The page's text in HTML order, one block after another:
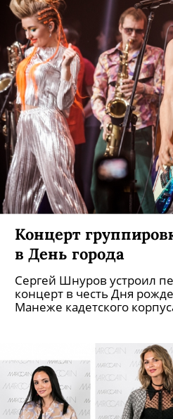
Концерт
в День города
Сергей Шнуров устроил
концерт в честь Дня
Манеже кадетского